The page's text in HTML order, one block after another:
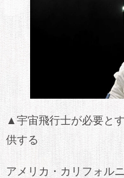
▲宇宙飛行士が必要と
供する
アメリカ・カリフォル